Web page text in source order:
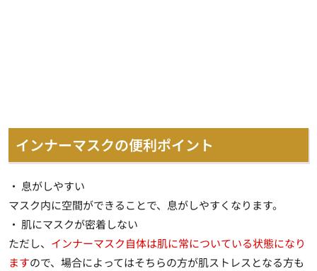
インナーマスクの便利ポイント
・ 息がしやすい
マスク内に空間ができることで、息がしやすくなります。
・ 肌にマスクが密着しない
ただし、 インナーマスク自体は肌に常についている状態になり
ますので、 場合によってはそちらの方が肌ストレスとなる方も